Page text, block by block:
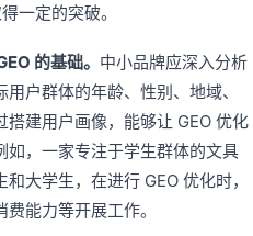
一定的突破。
的基础。 中小品牌应深入分析
户群体的年龄、性别、地域、
建用户画像，能够让 GEO 优化
如，一家专注于学生群体的文具
大学生，在进行 GEO 优化时，
能力等开展工作。